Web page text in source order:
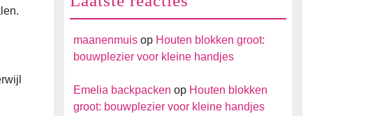
maanenmuis op Houten blokken groot:
bouwplezier voor kleine handjes
Emelia backpacken op Houten blokken
groot: bouwplezier voor kleine handjes